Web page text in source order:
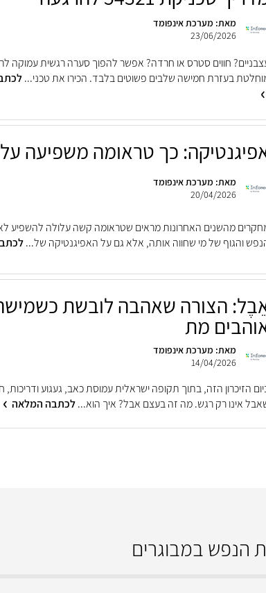
מאת: מערכת אינפומד
23/06/2026
חווים סטרס או חרדה? אפשר להפוך סערה רגשית עמוקה
בעזרת חמישה שלבים פשוטים בלבד. הכירו את טכני...
כך טראומה משפיעה
מאת: מערכת אינפומד
20/04/2026
מהשנים האחרונות מראים שטראומה קשה עלולה להשפיע
והגוף של מי שחווה אותה, אלא גם על האפיגנטיקה של...
הצורה שאהבה לובשת
מת
מאת: מערכת אינפומד
14/04/2026
הזיכרון הזה, בתוך תקופה ישראלית עמוסת כאב, געגוע ודריכות,
אינו רק רגש. מה זה בעצם אבל? איך הוא...לכתבה המלאה
הנפש במבוגרים